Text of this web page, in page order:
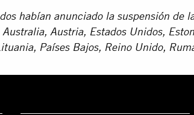
habían anunciado la suspensión de
Austria, Estados Unidos,
Países Bajos, Reino Unido,